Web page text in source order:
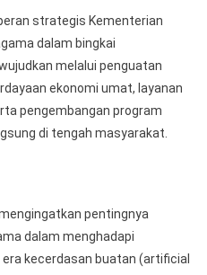
strategis Kementerian
dalam bingkai
melalui penguatan
ekonomi umat, layanan
pengembangan program
di tengah masyarakat.
pentingnya
dalam menghadapi
kecerdasan buatan (artificial